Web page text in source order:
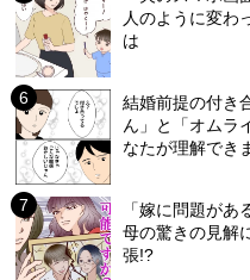
人のように変わ
は
結婚前提の付き
ん」と「オムラ
なたが理解でき
「嫁に問題が
母の驚きの見解
張!?